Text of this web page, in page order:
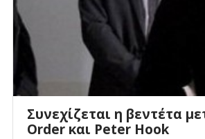
Συνεχίζεται η βεντέτα
Order και Peter Hook